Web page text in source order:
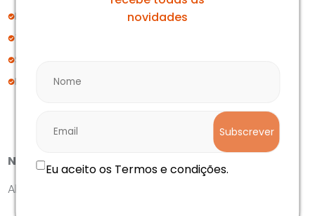
Espaço exclusivo para lanche e cantar os parabéns;
Todo o material específico para as atividades;
Seguro de acidentes pessoais e de responsabilidade civil;
IVA à taxa legal.
Não inclui:
Alimentação [Comidas e Bebidas]
novidades
Subscrever
Eu aceito os Termos e condições.